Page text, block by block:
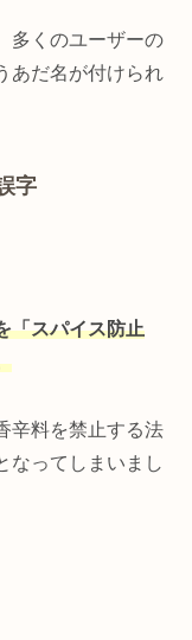
多くのユーザーの
あだ名が付けられ
字
「スパイス防止
辛料を禁止する法
なってしまいまし